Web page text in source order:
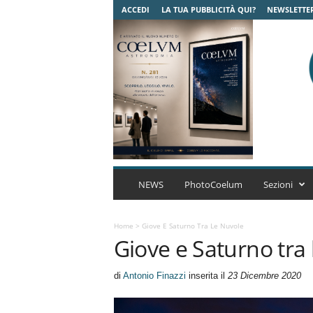
ACCEDI LA TUA PUBBLICITÀ QUI?
C
r
NEWS PhotoCoelum Sezioni
Home > Giove E Saturno Tra Le Nuvole
Giove e Saturno
di Antonio Finazzi inserita il 23 Dicembre 2020